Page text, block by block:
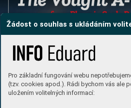
Žádost o souhlas s ukládáním
Pro základní fungování webu
(tzv. cookies apod.). Rádi bychom vás ale
uložením volitelných informací: